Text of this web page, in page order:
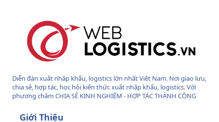
Diễn đàn xuất nhập khẩu, logistics lớn nhất Việt Nam. Nơi giao lưu,
chia sẻ, hợp tác, học hỏi kiến thức xuất nhập khẩu, logistics. Với
phương châm CHIA SẺ KINH NGHIỆM - HỢP TÁC THÀNH CÔNG
Giới Thiệu